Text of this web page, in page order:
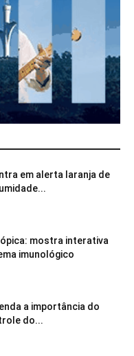
em alerta laranja de
mostra interativa
imunológico
a importância do
do...